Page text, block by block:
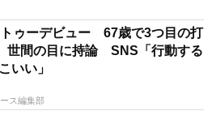
ゥーデビュー 67歳で3つ目の打
間の目に持論 SNS「行動する
いい」
ス編集部